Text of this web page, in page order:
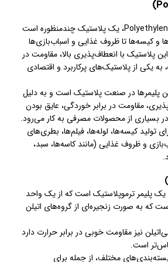
از سوی دیگر، پلی‌اتیلن یا Polyethylene، یک پلاستیک چندمنظوره است
و کیسه‌ها تا ظروف غذایی و اسباب‌بازی‌ها
پلاستیک با انعطاف‌پذیری بالا، مقاومت در
یکی از پلاستیک‌های پرکاربرد و اقتصادی
پلیمرها در صنعت پلاستیک است و به دلیل
مقاومت در برابر خوردگی، عایق بودن
بسیاری از محصولات مصرفی به کار می‌رود.
تولید کیسه‌ها، لوله‌ها، فیلم‌ها، بطری‌های
و ظروف غذایی (مانند کاسه‌ها، سبد،
یک پلیمر ترموپلاستیک است که از یک واحد
که به صورت زنجیره‌ای از گروه‌های اتیلن
نیز مقاومت خوبی در برابر حرارت دارد
است.
مختلف، از جمله برای